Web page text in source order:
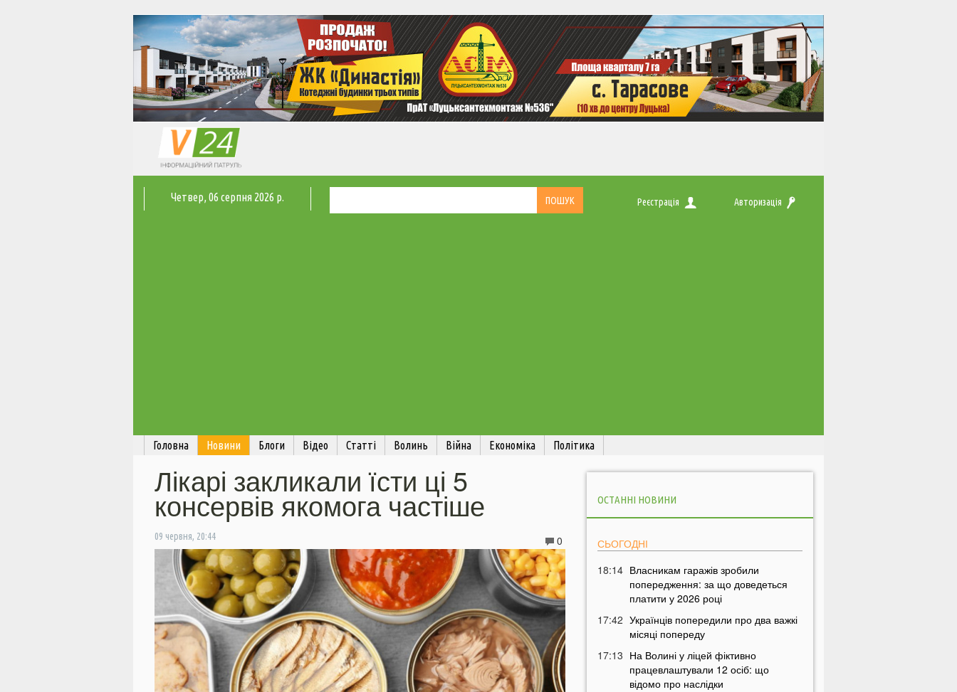
Четвер, 06 серпня 2026 р. Реєстрація Авторизація
Головна Новини Блоги Відео Статті Волинь Війна Економіка Політика
Лікарі закликали їсти ці 5
консервів якомога частіше
09 червня, 20:44 0
ОСТАННІ НОВИНИ
СЬОГОДНІ
18:14 Власникам гаражів зробили
попередження: за що доведеться
платити у 2026 році
17:42 Українців попередили про два важкі
місяці попереду
17:13 На Волині у ліцей фіктивно
працевлаштували 12 осіб: що
відомо про наслідки